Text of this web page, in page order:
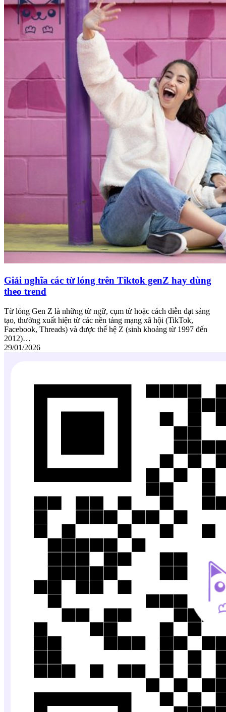
Giải nghĩa các từ lóng trên Tiktok genZ hay dùng
theo trend
Từ lóng Gen Z là những từ ngữ, cụm từ hoặc cách diễn đạt sáng
tạo, thường xuất hiện từ các nền tảng mạng xã hội (TikTok,
Facebook, Threads) và được thế hệ Z (sinh khoảng từ 1997 đến
2012)…
29/01/2026